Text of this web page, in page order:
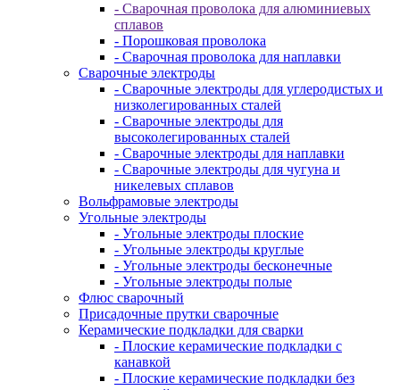
- Сварочная проволока для алюминиевых
сплавов
- Порошковая проволока
- Сварочная проволока для наплавки
Сварочные электроды
- Сварочные электроды для углеродистых и
низколегированных сталей
- Сварочные электроды для
высоколегированных сталей
- Сварочные электроды для наплавки
- Сварочные электроды для чугуна и
никелевых сплавов
Вольфрамовые электроды
Угольные электроды
- Угольные электроды плоские
- Угольные электроды круглые
- Угольные электроды бесконечные
- Угольные электроды полые
Флюс сварочный
Присадочные прутки сварочные
Керамические подкладки для сварки
- Плоские керамические подкладки с
канавкой
- Плоские керамические подкладки без